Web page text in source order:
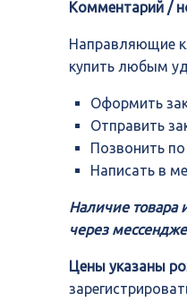
Комментарий /
Направляющие
купить любым
Оформить
Отправить
Позвонить
Написать в
Наличие товара
через
Цены указаны